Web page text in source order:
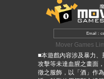
Email：
Mover Games
■本遊戲內容涉及暴力、
攻擊等未達血腥之畫面
徵之服飾，以「酒」作